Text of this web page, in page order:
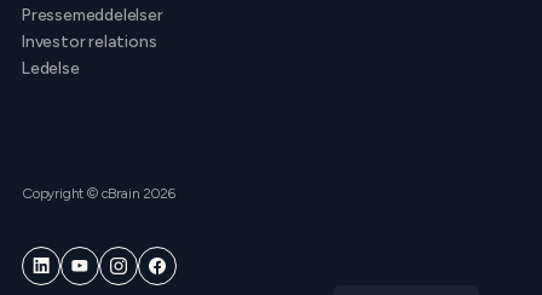
Pressemeddelelser
Investor relations
Ledelse
Copyright © cBrain 2026